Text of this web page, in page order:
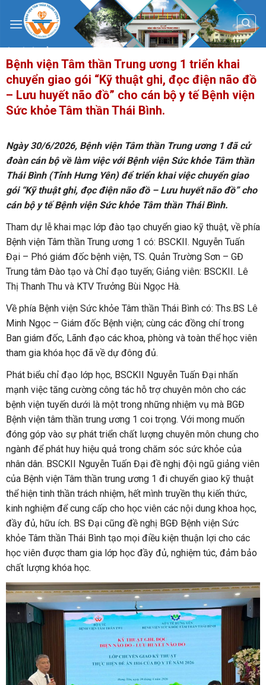
content
Bệnh viện Tâm thần Trung ương 1 triển khai
chuyển giao gói “Kỹ thuật ghi, đọc điện não đồ
– Lưu huyết não đồ” cho cán bộ y tế Bệnh viện
Sức khỏe Tâm thần Thái Bình.
Ngày 30/6/2026, Bệnh viện Tâm thần Trung ương 1 đã cử
đoàn cán bộ về làm việc với Bệnh viện Sức khỏe Tâm thần
Thái Bình (Tỉnh Hưng Yên) để triển khai việc chuyển giao
gói “Kỹ thuật ghi, đọc điện não đồ – Lưu huyết não đồ” cho
cán bộ y tế Bệnh viện Sức khỏe Tâm thần Thái Bình.
Tham dự lễ khai mạc lớp đào tạo chuyển giao kỹ thuật, về phía
Bệnh viện Tâm thần Trung ương 1 có: BSCKII. Nguyễn Tuấn
Đại – Phó giám đốc bệnh viện, TS. Quản Trường Sơn – GĐ
Trung tâm Đào tạo và Chỉ đạo tuyến; Giảng viên: BSCKII. Lê
Thị Thanh Thu và KTV Trưởng Bùi Ngọc Hà.
Về phía Bệnh viện Sức khỏe Tâm thần Thái Bình có: Ths.BS Lê
Minh Ngọc – Giám đốc Bệnh viện; cùng các đồng chí trong
Ban giám đốc, Lãnh đạo các khoa, phòng và toàn thể học viên
tham gia khóa học đã về dự đông đủ.
Phát biểu chỉ đạo lớp học, BSCKII Nguyễn Tuấn Đại nhấn
mạnh việc tăng cường công tác hỗ trợ chuyên môn cho các
bệnh viện tuyến dưới là một trong những nhiệm vụ mà BGĐ
Bệnh viện tâm thần trung ương 1 coi trọng. Với mong muốn
đóng góp vào sự phát triển chất lượng chuyên môn chung cho
ngành để phát huy hiệu quả trong chăm sóc sức khỏe của
nhân dân. BSCKII Nguyễn Tuấn Đại đề nghị đội ngũ giảng viên
của Bệnh viện Tâm thần trung ương 1 đi chuyển giao kỹ thuật
thể hiện tinh thần trách nhiệm, hết mình truyền thụ kiến thức,
kinh nghiệm để cung cấp cho học viên các nội dung khoa học,
đầy đủ, hữu ích. BS Đại cũng đề nghị BGĐ Bệnh viện Sức
khỏe Tâm thần Thái Bình tạo mọi điều kiện thuận lợi cho các
học viên được tham gia lớp học đầy đủ, nghiệm túc, đảm bảo
chất lượng khóa học.